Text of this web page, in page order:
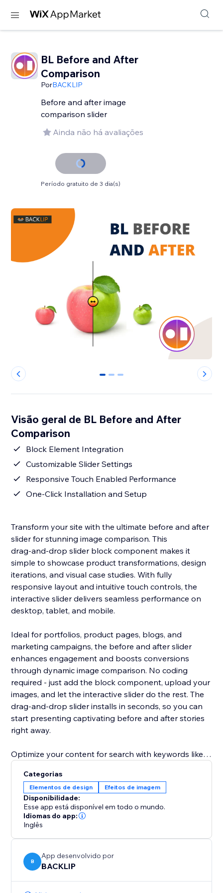
BL Before and After
Comparison
PorBACKLIP
Before and after image
comparison slider
Ainda não há avaliações
Período gratuito de 3 dia(s)
0 1 2
Visão geral de BL Before and After
Comparison
Block Element Integration
Customizable Slider Settings
Responsive Touch Enabled Performance
One‑Click Installation and Setup
Transform your site with the ultimate before and after
slider for stunning image comparison. This
drag‑and‑drop slider block component makes it
simple to showcase product transformations, design
iterations, and visual case studies. With fully
responsive layout and intuitive touch controls, the
interactive slider delivers seamless performance on
desktop, tablet, and mobile.
Ideal for portfolios, product pages, blogs, and
marketing campaigns, the before and after slider
enhances engagement and boosts conversions
through dynamic image comparison. No coding
required - just add the block component, upload your
images, and let the interactive slider do the rest. The
drag‑and‑drop slider installs in seconds, so you can
start presenting captivating before and after stories
right away.
Optimize your content for search with keywords like
slider, block component, and drag‑and‑drop slider.
Elevate your user experience, increase time on page,
and drive more leads with this SEO‑friendly solution
for visual storytelling.
Categorias
Elementos de design Efeitos de imagem
Disponibilidade:
Esse app está disponível em todo o mundo.
Idiomas do app:
Inglês
B
App desenvolvido por
BACKLIP